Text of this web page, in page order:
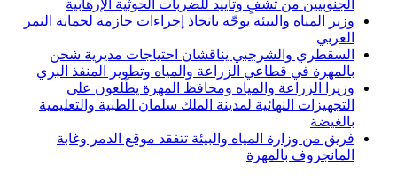
الجنوبيين من تشفٍ وتأييد للضربات الحوثية الإرهابية
وزير المياه والبيئة يوجّه باتخاذ إجراءات حازمة لحماية النمر
العربي
السقطري والشرجبي يناقشان احتياجات مديرية شحن
بالمهرة في قطاعي الزراعة والمياه وتطوير المنفذ البري
وزيرا الزراعة والمياه ومحافظ المهرة يطّلعون على
التجهيزات النهائية لمدينة الملك سلمان الطبية والتعليمية
بالغيضة
فريق من وزارة المياه والبيئة تتفقد موقع الدمر وغابة
المانجروف بالمهرة